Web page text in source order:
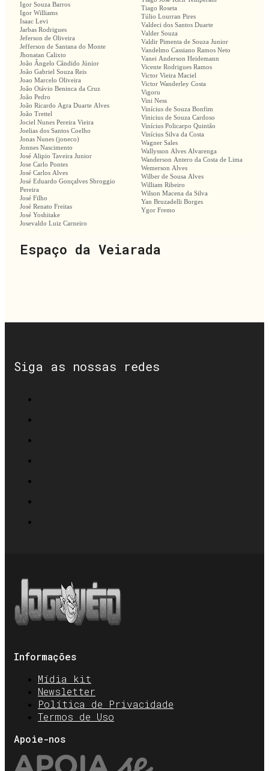
Igor Souza Barros
Igor Williams
Isaac Levi
Jarbas Rodrigues
Jeferson de Oliveira
Jefferson de Santana do Monte
Jhonatan Calixto
João Ângelo Cândido Júnior
João Gabriel Souza Reis
Joao Marcelo Oliveira
João Otávio Beninca da Cruz
João Pedro
João Ricardo Agra Duarte Alves
João Trettel
Jociel Nunes Pereira Vieira
Joelias dos Santos Coelho
Jonas Nunes (joneco)
Jonnes Nascimento
José Alipio Taveira Junior
Jose Carlo Pontes
José Carlos Alves
José Eduardo Gonçalves Sbroggio
Pereira
José Filho
José Renato Freitas
José Yoshitake
Josevaldo Luiz Carneiro
Tiago Roseta
Túlio Lourran Pires
Valdeci dos Santos Duarte
Valder Souza
Valdir Pimenta de Souza Junior
Vandelmo Cassiano Ramos Neto
Vanei Anderson Heidemann
Vicente Rodrigues Ramos
Victor Vieira Maciel
Victor Wanderley Costa
Vigoru
Vini Ness
Vinícius de Souza Bonfim
Vinicius de Souza Cardoso
Vinícius Policarpo Quintão
Vinícius Silva da Costa
Wagner Sales
Wallysson Alves Alvarenga
Wanderson Antero da Costa de Lima
Wemerson Alves
Wilber de Sousa Alves
William Ribeiro
Wilson Macena da Silva
Yan Bruzadelli Borges
Ygor Fremo
Espaço da Veiarada
Siga as nossas redes
Informações
Mídia kit
Newsletter
Política de Privacidade
Termos de Uso
Apoie-nos